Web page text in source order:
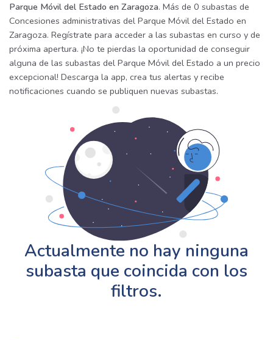
Parque Móvil del Estado en Zaragoza. Más de 0 subastas de
Concesiones administrativas del Parque Móvil del Estado en
Zaragoza. Regístrate para acceder a las subastas en curso y de
próxima apertura. ¡No te pierdas la oportunidad de conseguir
alguna de las subastas del Parque Móvil del Estado a un precio
excepcional! Descarga la app, crea tus alertas y recibe
notificaciones cuando se publiquen nuevas subastas.
Actualmente no hay ninguna
subasta que coincida con los
filtros.